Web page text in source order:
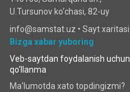
U.Tursunov ko‘chаsi, 82-uy
info@samstat.uz • Sayt xaritasi
Bizga xabar yuboring
Veb-saytdan foydalanish uchun
qo‘llanma
Ma'lumotda xato topdingizmi?